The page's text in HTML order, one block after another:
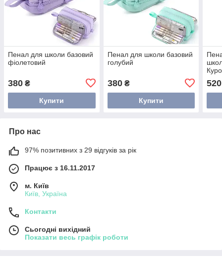
Пенал для школи базовий
фіолетовий
380 ₴
Купити
Пенал для школи базовий
голубий
380₴
Купити
520
Про нас
97% позитивних з 29 відгуків за рік
Працює з 16.11.2017
м. Київ
Київ, Україна
Контакти
Сьогодні вихідний
Показати весь графік роботи